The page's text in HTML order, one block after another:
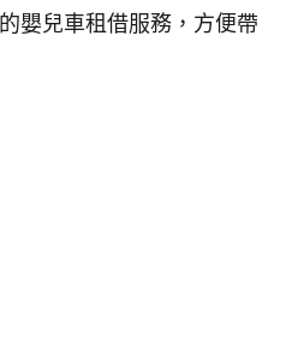
嬰兒車租借服務，方便帶